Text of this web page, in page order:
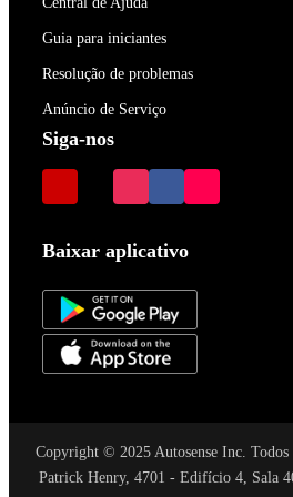
Guia para iniciantes
Resolução de problemas
Anúncio de Serviço
Siga-nos
Baixar aplicativo
Copyright © 2025 Autosense Inc. Todos
Patrick Henry, 4701 - Edifício 4, Sala